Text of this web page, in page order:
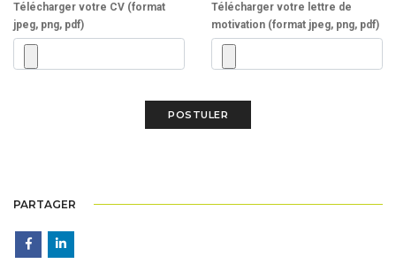
Télécharger votre CV (format
jpeg, png, pdf)
Télécharger votre lettre de
motivation (format jpeg, png, pdf)
PARTAGER